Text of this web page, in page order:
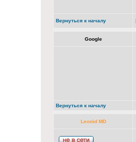
Вернуться к началу
Google
Вернуться к началу
Leonid MD